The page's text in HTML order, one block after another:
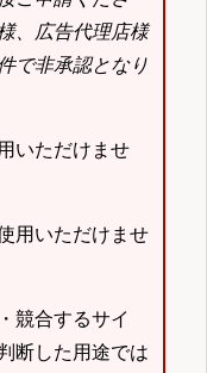
、広告代理店様
で非承認となり
いただけませ
用いただけませ
競合するサイ
断した用途では